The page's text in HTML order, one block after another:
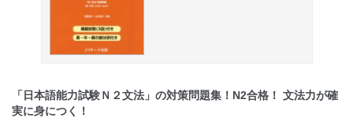
「日本語能力試験Ｎ２文法」の対策問題集！N2合格！ 文法力が確
実に身につく！